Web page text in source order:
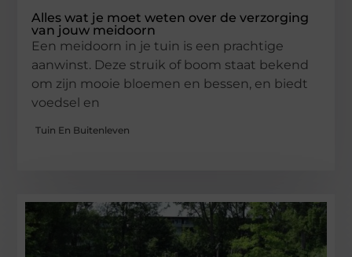
Alles wat je moet weten over de verzorging
van jouw meidoorn
Een meidoorn in je tuin is een prachtige
aanwinst. Deze struik of boom staat bekend
om zijn mooie bloemen en bessen, en biedt
voedsel en
Tuin En Buitenleven